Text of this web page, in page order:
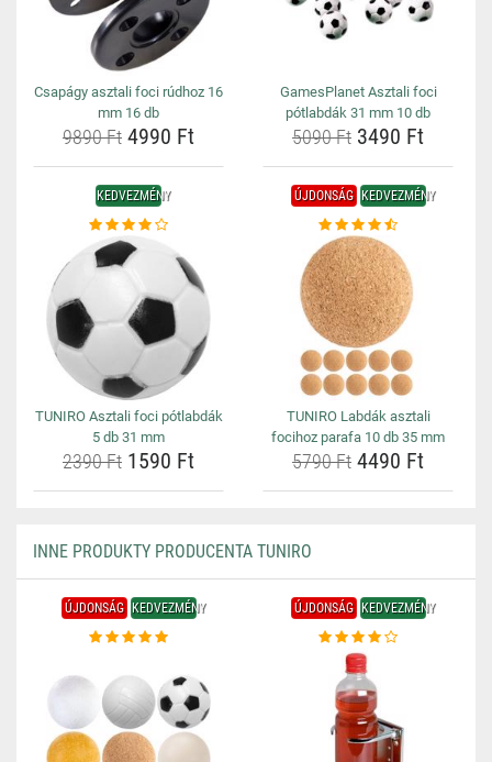
Csapágy asztali foci rúdhoz 16
mm 16 db
9890 Ft 4990 Ft
GamesPlanet Asztali foci
pótlabdák 31 mm 10 db
5090 Ft 3490 Ft
KEDVEZMÉNY
TUNIRO Asztali foci pótlabdák
5 db 31 mm
2390 Ft 1590 Ft
ÚJDONSÁG KEDVEZMÉNY
TUNIRO Labdák asztali
focihoz parafa 10 db 35 mm
5790 Ft 4490 Ft
INNE PRODUKTY PRODUCENTA TUNIRO
ÚJDONSÁG KEDVEZMÉNY ÚJDONSÁG KEDVEZMÉNY